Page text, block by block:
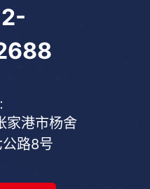
家港市杨舍
路8号